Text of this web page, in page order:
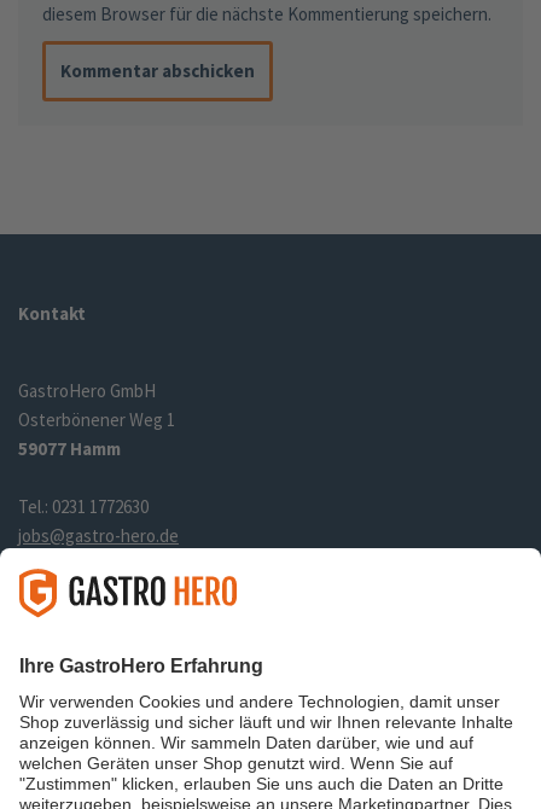
diesem Browser für die nächste Kommentierung speichern.
Kontakt
GastroHero GmbH
Osterbönener Weg 1
59077 Hamm
Tel.: 0231 1772630
jobs@gastro-hero.de
Über uns
Datenschutz
Impressum
Shop